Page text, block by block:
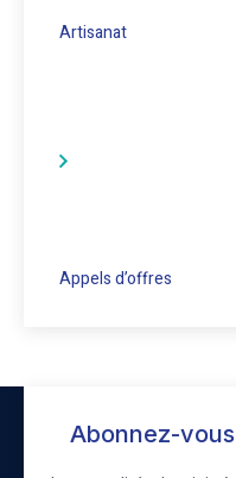
Artisanat
Appels d’offres
Abonnez-